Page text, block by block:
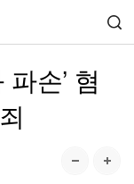
손’ 혐